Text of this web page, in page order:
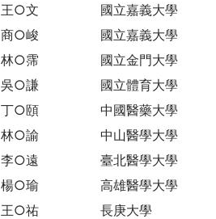
王○文 國立嘉義大學
商○峻 國立嘉義大學
林○霈 國立金門大學
吳○謙 國立體育大學
丁○頤 中國醫藥大學
林○諭 中山醫學大學
李○遠 臺北醫學大學
楊○瑜 高雄醫學大學
王○祐 長庚大學